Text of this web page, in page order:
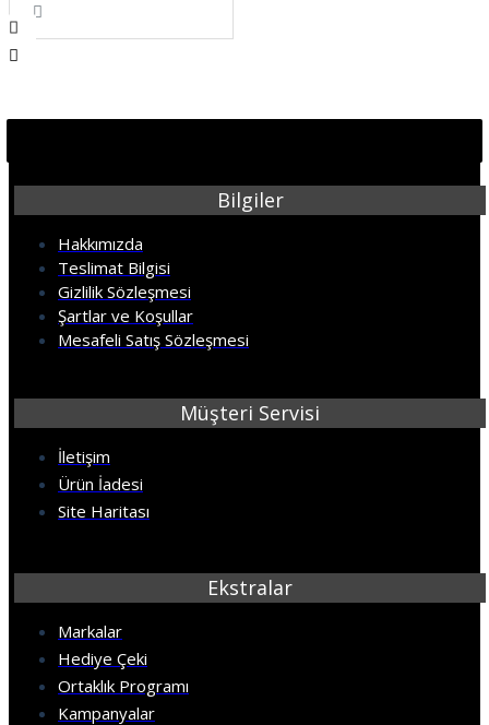
Bilgiler
Hakkımızda
Teslimat Bilgisi
Gizlilik Sözleşmesi
Şartlar ve Koşullar
Mesafeli Satış Sözleşmesi
Müşteri Servisi
İletişim
Ürün İadesi
Site Haritası
Ekstralar
Markalar
Hediye Çeki
Ortaklık Programı
Kampanyalar